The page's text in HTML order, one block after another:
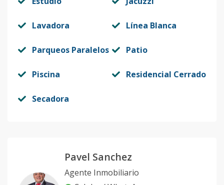
Lavadora Línea Blanca
Parqueos Paralelos Patio
Piscina Residencial Cerrado
Secadora
Pavel Sanchez
Agente Inmobiliario